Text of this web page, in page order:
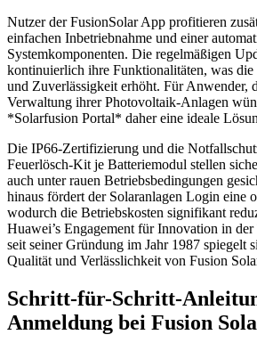
Nutzer der FusionSolar App profitieren
einfachen Inbetriebnahme und einer
Systemkomponenten. Die regelmäßigen
kontinuierlich ihre Funktionalitäten, was
und Zuverlässigkeit erhöht. Für Anwender,
Verwaltung ihrer Photovoltaik-Anlagen
*Solarfusion Portal* daher eine ideale
Die IP66-Zertifizierung und die
Feuerlösch-Kit je Batteriemodul stellen
auch unter rauen Betriebsbedingungen
hinaus fördert der Solaranlagen Login eine
wodurch die Betriebskosten signifikant
Huawei’s Engagement für Innovation in
seit seiner Gründung im Jahr 1987 spiegelt
Qualität und Verlässlichkeit von Fusion
Schritt-für-Schritt-
Anmeldung bei Fusion